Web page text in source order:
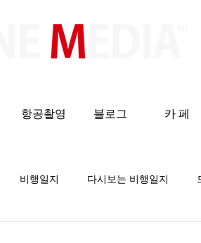
항공촬영 블로그 카 페
비행일지 다시보는 비행일지